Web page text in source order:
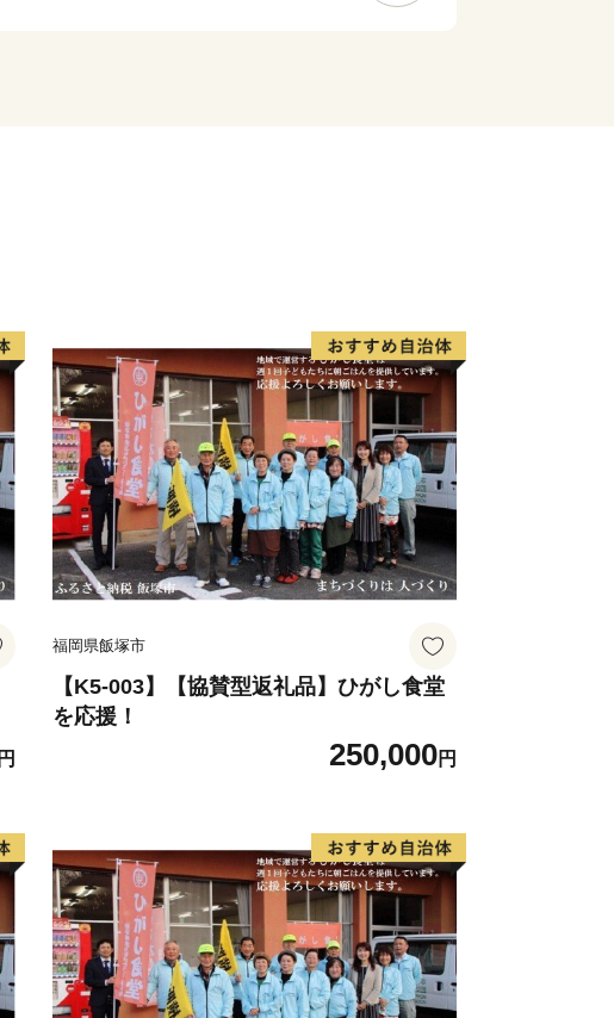
シー（個人情報保護方針）について〉
た個人情報は、永平寺町が責任をもって管理
られた場合を除き、第三者に譲渡したり、提供
ざいません。
ただいた個人情報は、商品の発送、事務連絡、
納税の使い道に関する報告、永平寺町が主催・
報提供のために使用させていただき、その手段
の配信やパンフレット等の資料の郵送をさせて
ます。
メールの配信又は資料の郵送停止等のご希望が
福岡県飯塚市
【K5-003】【協賛型返礼品】ひがし食堂
を応援！
250,000円